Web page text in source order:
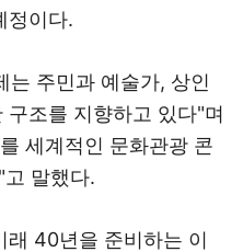
정이다.
는 주민과 예술가, 상인
조를 지향하고 있다"며
세계적인 문화관광 콘
말했다.
40년을 준비하는 이